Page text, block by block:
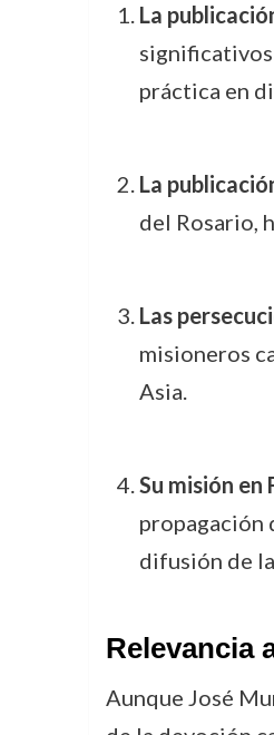
La
significativos
práctica en
La
del Rosario,
Las
misioneros
Asia.
Su misión en
propagación
difusión de
Relevancia
Aunque José